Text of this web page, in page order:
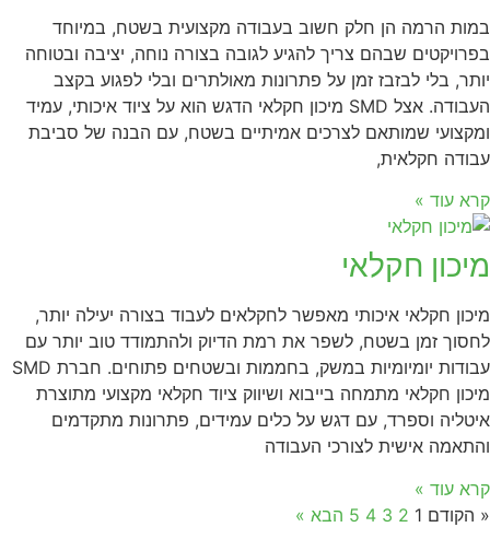
במות הרמה הן חלק חשוב בעבודה מקצועית בשטח, במיוחד
בפרויקטים שבהם צריך להגיע לגובה בצורה נוחה, יציבה ובטוחה
יותר, בלי לבזבז זמן על פתרונות מאולתרים ובלי לפגוע בקצב
העבודה. אצל SMD מיכון חקלאי הדגש הוא על ציוד איכותי, עמיד
ומקצועי שמותאם לצרכים אמיתיים בשטח, עם הבנה של סביבת
עבודה חקלאית,
קרא עוד »
מיכון חקלאי
מיכון חקלאי איכותי מאפשר לחקלאים לעבוד בצורה יעילה יותר,
לחסוך זמן בשטח, לשפר את רמת הדיוק ולהתמודד טוב יותר עם
עבודות יומיומיות במשק, בחממות ובשטחים פתוחים. חברת SMD
מיכון חקלאי מתמחה בייבוא ושיווק ציוד חקלאי מקצועי מתוצרת
איטליה וספרד, עם דגש על כלים עמידים, פתרונות מתקדמים
והתאמה אישית לצורכי העבודה
קרא עוד »
« הקודם 1
2
3
4
5 הבא »